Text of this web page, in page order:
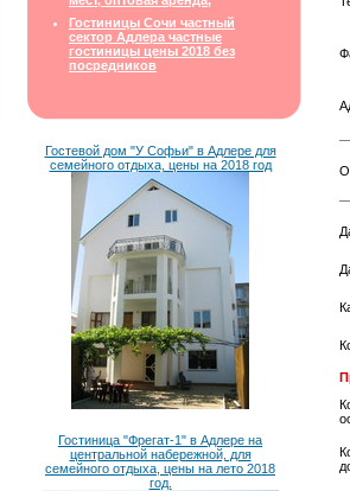
Гостиницы Сочи частный
сектор Адлера частные
гостиницы цены 2018 без
посредников
Гостевой дом "У Софьи" в Адлере для
семейного отдыха, цены на 2018 год
Гостиница "Фрегат-1" в Адлере на
центральной набережной, для
семейного отдыха, цены на лето 2018
год.